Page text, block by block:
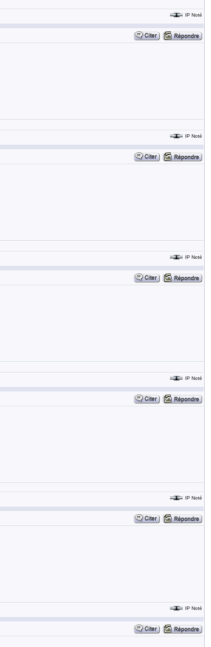
IP Noté
IP Noté
IP Noté
IP Noté
IP Noté
IP Noté